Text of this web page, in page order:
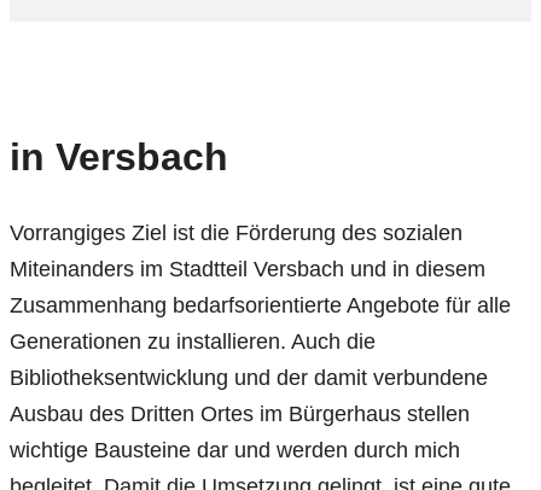
in Versbach
Vorrangiges Ziel ist die Förderung des sozialen
Miteinanders im Stadtteil Versbach und in diesem
Zusammenhang bedarfsorientierte Angebote für alle
Generationen zu installieren. Auch die
Bibliotheksentwicklung und der damit verbundene
Ausbau des Dritten Ortes im Bürgerhaus stellen
wichtige Bausteine dar und werden durch mich